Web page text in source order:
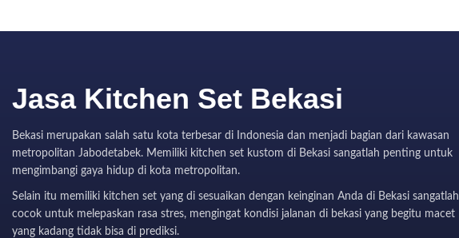
Jasa Kitchen Set Bekasi
Bekasi merupakan salah satu kota terbesar di Indonesia dan menjadi bagian dari kawasan
metropolitan Jabodetabek. Memiliki kitchen set kustom di Bekasi sangatlah penting untuk
mengimbangi gaya hidup di kota metropolitan.
Selain itu memiliki kitchen set yang di sesuaikan dengan keinginan Anda di Bekasi sangatlah
cocok untuk melepaskan rasa stres, mengingat kondisi jalanan di bekasi yang begitu macet
yang kadang tidak bisa di prediksi.